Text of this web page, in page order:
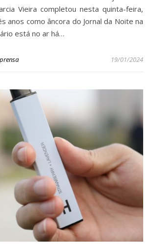
Vieira completou nesta quinta-feira,
anos como âncora do Jornal da Noite na
está no ar há…
19/01/2024